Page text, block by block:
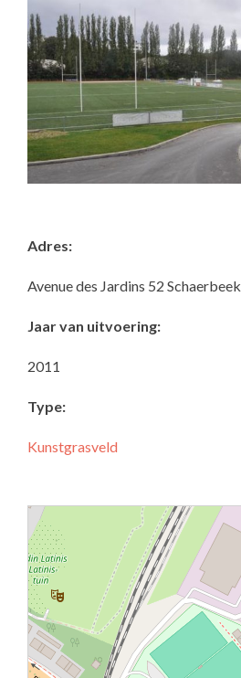
Adres:
Avenue des Jardins 52 Schaerbeek
Jaar van uitvoering:
2011
Type:
Kunstgrasveld